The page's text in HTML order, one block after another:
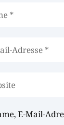
E-Mail-